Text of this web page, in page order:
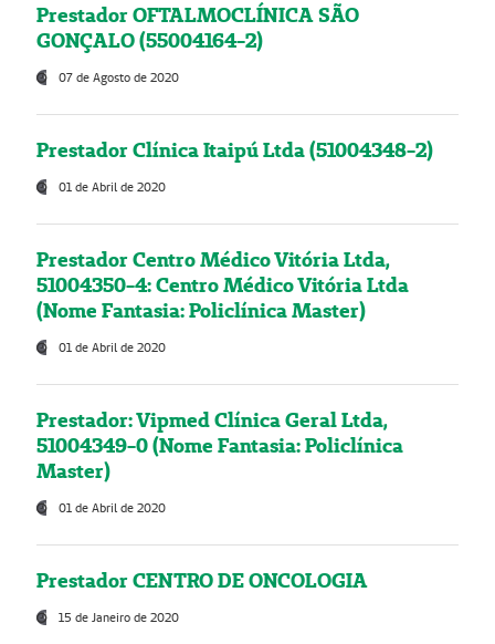
Prestador OFTALMOCLÍNICA SÃO
GONÇALO (55004164-2)
07 de Agosto de 2020
Prestador Clínica Itaipú Ltda (51004348-2)
01 de Abril de 2020
Prestador Centro Médico Vitória Ltda,
51004350-4: Centro Médico Vitória Ltda
(Nome Fantasia: Policlínica Master)
01 de Abril de 2020
Prestador: Vipmed Clínica Geral Ltda,
51004349-0 (Nome Fantasia: Policlínica
Master)
01 de Abril de 2020
Prestador CENTRO DE ONCOLOGIA
15 de Janeiro de 2020